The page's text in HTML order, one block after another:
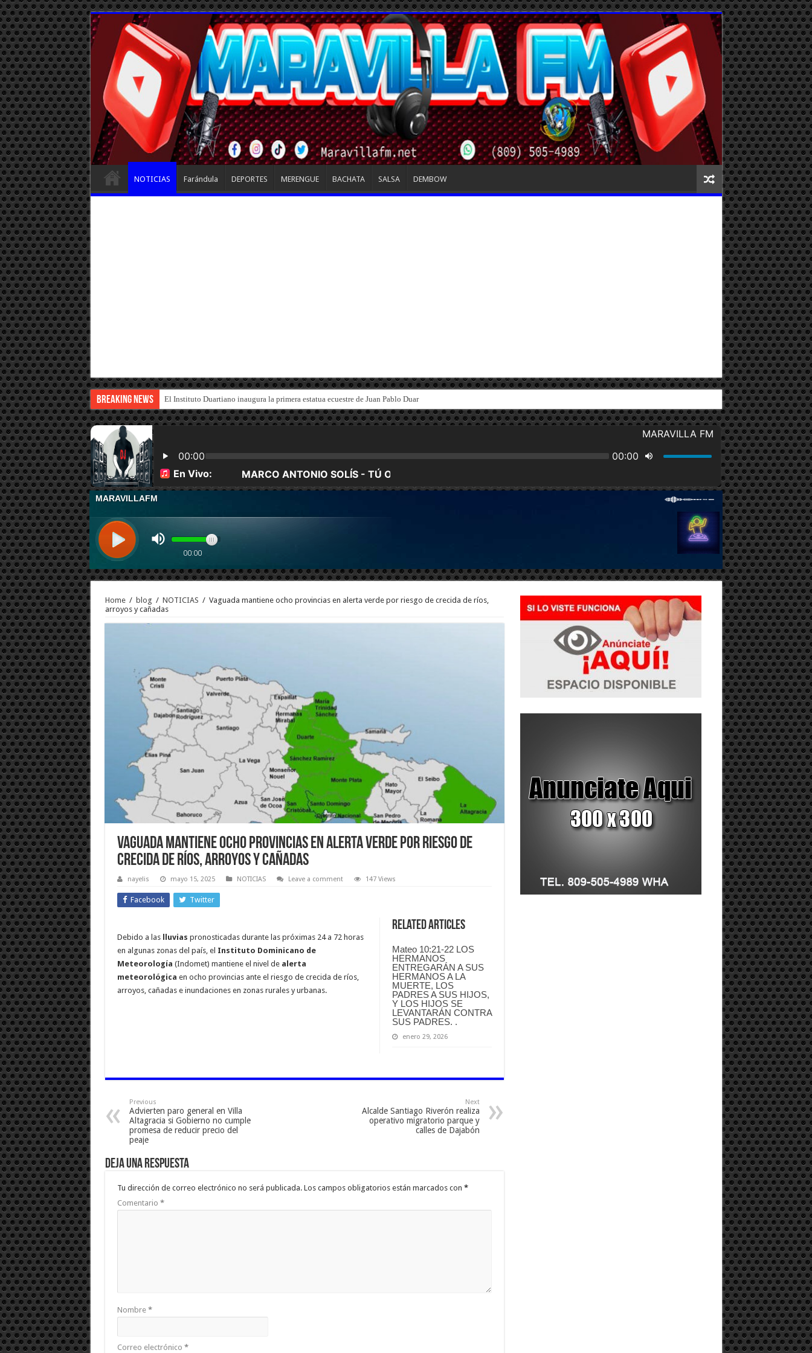
NOTICIAS Farándula DEPORTES MERENGUE BACHATA SALSA DEMBOW
Breaking News El Instituto Duartiano inaugura la primera estatua ecuestre de Juan Pablo Duarte, ubicada en la intersección de las Av. 27 de Fe
Home / blog / NOTICIAS / Vaguada mantiene ocho provincias en alerta verde por riesgo de crecida de ríos,
arroyos y cañadas
Vaguada mantiene ocho provincias en alerta verde por riesgo de
crecida de ríos, arroyos y cañadas
nayelis mayo 15, 2025 NOTICIAS Leave a comment 147 Views
Facebook Twitter
Related Articles
Mateo 10:21-22 LOS
HERMANOS
ENTREGARÁN A SUS
HERMANOS A LA
MUERTE, LOS
PADRES A SUS HIJOS,
Y LOS HIJOS SE
LEVANTARÁN CONTRA
SUS PADRES. .
enero 29, 2026
Debido a las lluvias pronosticadas durante las próximas 24 a 72 horas
en algunas zonas del país, el Instituto Dominicano de
Meteorología (Indomet) mantiene el nivel de alerta
meteorológica en ocho provincias ante el riesgo de crecida de ríos,
arroyos, cañadas e inundaciones en zonas rurales y urbanas.
Previous
Advierten paro general en Villa
Altagracia si Gobierno no cumple
promesa de reducir precio del
peaje
Next
Alcalde Santiago Riverón realiza
operativo migratorio parque y
calles de Dajabón
Deja una respuesta
Tu dirección de correo electrónico no será publicada. Los campos obligatorios están marcados con *
Comentario *
Nombre *
Correo electrónico *